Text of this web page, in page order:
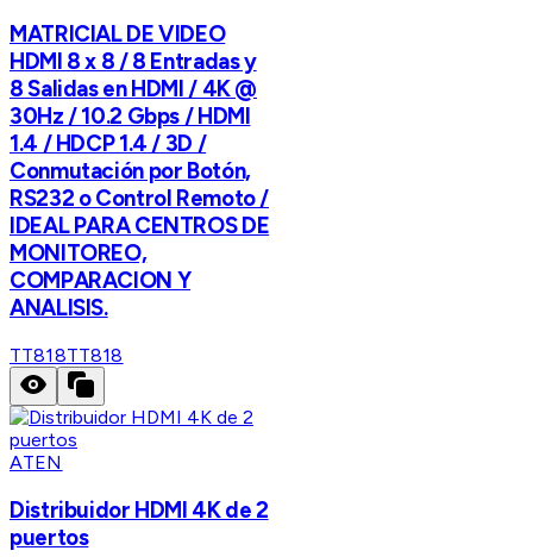
MATRICIAL DE VIDEO
HDMI 8 x 8 / 8 Entradas y
8 Salidas en HDMI / 4K @
30Hz / 10.2 Gbps / HDMI
1.4 / HDCP 1.4 / 3D /
Conmutación por Botón,
RS232 o Control Remoto /
IDEAL PARA CENTROS DE
MONITOREO,
COMPARACION Y
ANALISIS.
TT818TT818
ATEN
Distribuidor HDMI 4K de 2
puertos